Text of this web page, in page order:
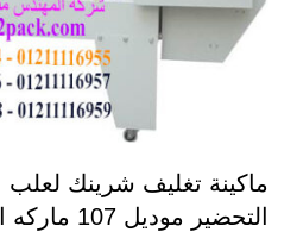
ماكينة تغليف شرينك لعلب
التحضير موديل 107 ماركه المهندس منسي